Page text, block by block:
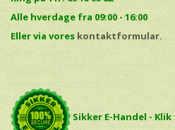
Alle hverdage fra 09:00 - 16:00
Eller via vores kontaktformular.
Sikker E-Handel -